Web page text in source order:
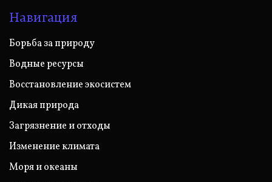
Навигация
Борьба за природу
Водные ресурсы
Восстановление экосистем
Дикая природа
Загрязнение и отходы
Изменение климата
Моря и океаны